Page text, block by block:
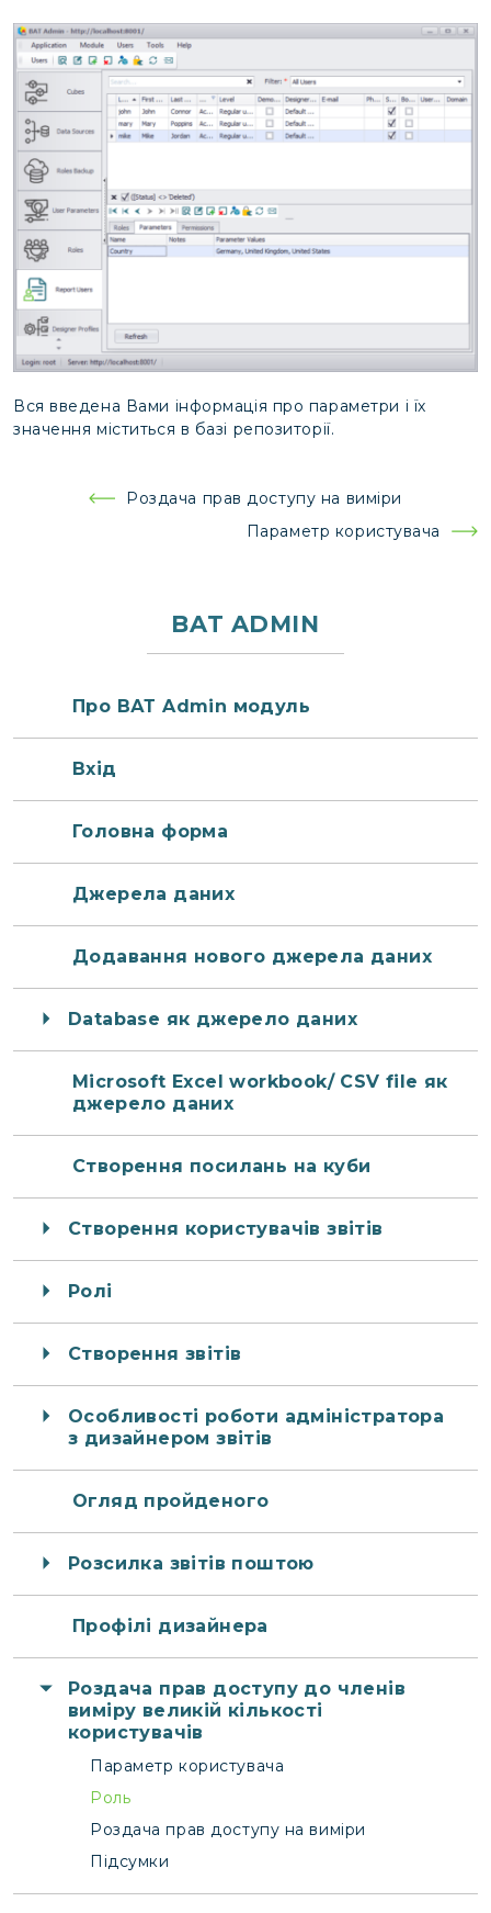
Вся введена Вами інформація про параметри і їх
значення міститься в базі репозиторії.
НавігаціяРоздача прав доступу на виміри
Параметр користувача
BAT ADMIN
Про ВАТ Admin модуль
Вхід
Головна форма
Джерела даних
Додавання нового джерела даних
Database як джерело даних
Microsoft Excel workbook/ CSV file як
джерело даних
Створення посилань на куби
Створення користувачів звітів
Ролі
Створення звітів
Особливості роботи адміністратора
з дизайнером звітів
Огляд пройденого
Розсилка звітів поштою
Профілі дизайнера
Роздача прав доступу до членів
виміру великій кількості
користувачів
Параметр користувача
Роль
Роздача прав доступу на виміри
Підсумки